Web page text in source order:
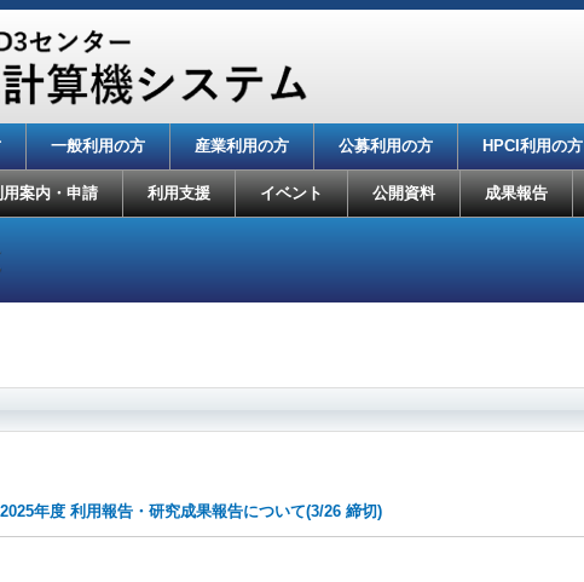
一般利用の方 産業利用の方 公募利用の方 HPCI利用の方
用案内・申請 利用支援 イベント 公開資料 成果報告
2025年度 利用報告・研究成果報告について(3/26 締切)